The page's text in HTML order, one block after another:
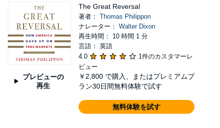
プレビューの
再生
The Great Reversal
著者： Thomas Philippon
ナレーター： Walter Dixon
再生時間： 10 時間 1 分
言語： 英語
4.0
1件のカスタマーレ
ビュー
￥2,800 で購入、またはプレミアムプ
ラン30日間無料体験で試す
無料体験を試す